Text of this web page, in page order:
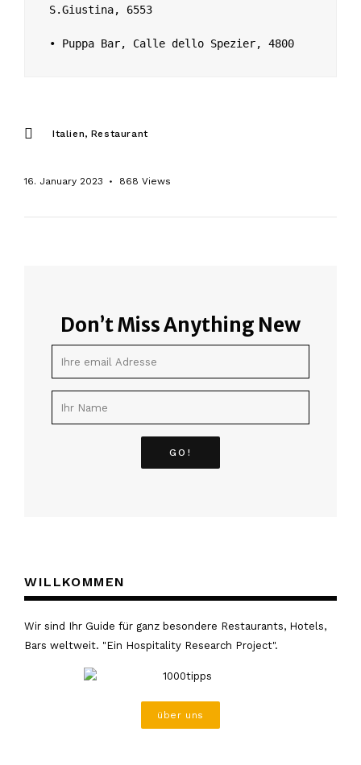
S.Giustina, 6553
• Puppa Bar, Calle dello Spezier, 4800
Italien Restaurant
16. January 2023 868 Views
Don’t Miss Anything New
WILLKOMMEN
Wir sind Ihr Guide für ganz besondere Restaurants, Hotels,
Bars weltweit. "Ein Hospitality Research Project".
über uns